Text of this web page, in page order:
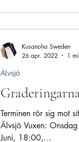
Terminen rör sig mot
Älvsjö Vuxen:
Juni, 18:00,...
Älvsjö
Kusanoha Sweden
26 apr. 2022
1